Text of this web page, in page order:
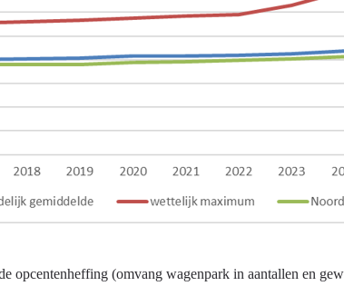
opcentenheffing (omvang wagenpark in aantallen en